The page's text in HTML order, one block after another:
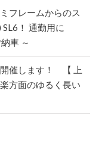
フレームからのス
！ 通勤用に
車 ～
催します！ 【 上
方面のゆるく長い